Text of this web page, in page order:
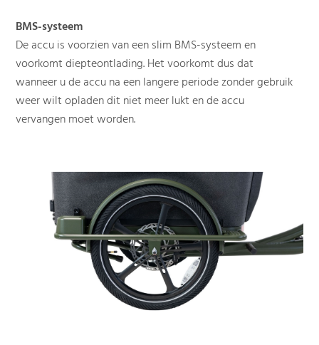
BMS-systeem
De accu is voorzien van een slim BMS-systeem en
voorkomt diepteontlading. Het voorkomt dus dat
wanneer u de accu na een langere periode zonder gebruik
weer wilt opladen dit niet meer lukt en de accu
vervangen moet worden.